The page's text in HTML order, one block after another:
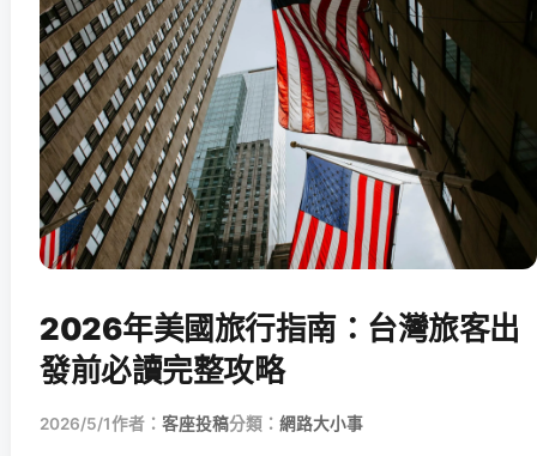
2026年美國旅行指南：台灣旅客出
發前必讀完整攻略
2026/5/1作者： 客座投稿分類： 網路大小事